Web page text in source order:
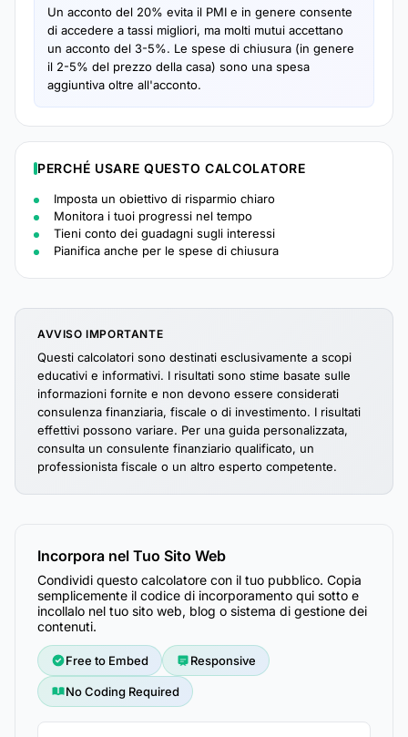
Un acconto del 20% evita il PMI e in genere consente
di accedere a tassi migliori, ma molti mutui accettano
un acconto del 3-5%. Le spese di chiusura (in genere
il 2-5% del prezzo della casa) sono una spesa
aggiuntiva oltre all'acconto.
PERCHÉ USARE QUESTO CALCOLATORE
Imposta un obiettivo di risparmio chiaro
Monitora i tuoi progressi nel tempo
Tieni conto dei guadagni sugli interessi
Pianifica anche per le spese di chiusura
AVVISO IMPORTANTE
Questi calcolatori sono destinati esclusivamente a scopi
educativi e informativi. I risultati sono stime basate sulle
informazioni fornite e non devono essere considerati
consulenza finanziaria, fiscale o di investimento. I risultati
effettivi possono variare. Per una guida personalizzata,
consulta un consulente finanziario qualificato, un
professionista fiscale o un altro esperto competente.
Incorpora nel Tuo Sito Web
Condividi questo calcolatore con il tuo pubblico. Copia
semplicemente il codice di incorporamento qui sotto e
incollalo nel tuo sito web, blog o sistema di gestione dei
contenuti.
Free to Embed Responsive
No Coding Required